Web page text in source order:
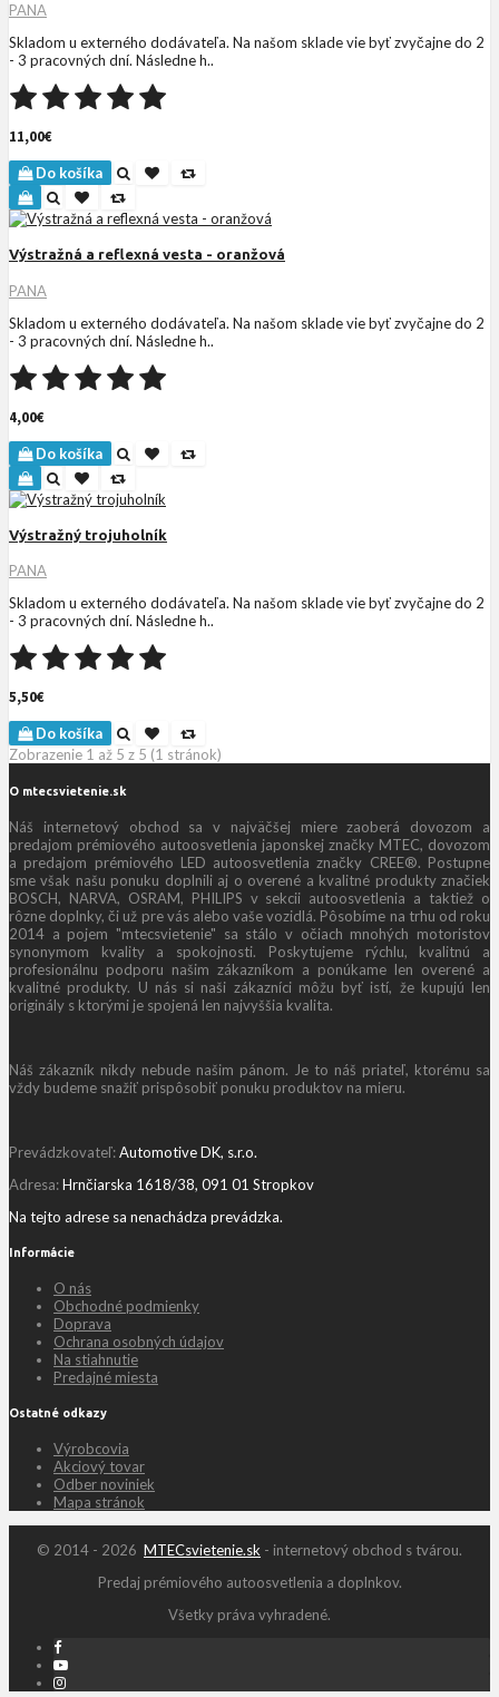
PANA
Skladom u externého dodávateľa. Na našom sklade vie byť zvyčajne do 2
- 3 pracovných dní. Následne h..
11,00€
Do košíka
Výstražná a reflexná vesta - oranžová
PANA
Skladom u externého dodávateľa. Na našom sklade vie byť zvyčajne do 2
- 3 pracovných dní. Následne h..
4,00€
Do košíka
Výstražný trojuholník
PANA
Skladom u externého dodávateľa. Na našom sklade vie byť zvyčajne do 2
- 3 pracovných dní. Následne h..
5,50€
Do košíka
Zobrazenie 1 až 5 z 5 (1 stránok)
O mtecsvietenie.sk
Náš internetový obchod sa v najväčšej miere zaoberá dovozom a
predajom prémiového autoosvetlenia japonskej značky MTEC, dovozom
a predajom prémiového LED autoosvetlenia značky CREE®. Postupne
sme však našu ponuku doplnili aj o overené a kvalitné produkty značiek
BOSCH, NARVA, OSRAM, PHILIPS v sekcii autoosvetlenia a taktiež o
rôzne doplnky, či už pre vás alebo vaše vozidlá. Pôsobíme na trhu od roku
2014 a pojem "mtecsvietenie" sa stálo v očiach mnohých motoristov
synonymom kvality a spokojnosti. Poskytujeme rýchlu, kvalitnú a
profesionálnu podporu našim zákazníkom a ponúkame len overené a
kvalitné produkty. U nás si naši zákazníci môžu byť istí, že kupujú len
originály s ktorými je spojená len najvyššia kvalita.
Náš zákazník nikdy nebude našim pánom. Je to náš priateľ, ktorému sa
vždy budeme snažiť prispôsobiť ponuku produktov na mieru.
Prevádzkovateľ:Automotive DK, s.r.o.
Adresa:Hrnčiarska 1618/38, 091 01 Stropkov
Na tejto adrese sa nenachádza prevádzka.
Informácie
O nás
Obchodné podmienky
Doprava
Ochrana osobných údajov
Na stiahnutie
Predajné miesta
Ostatné odkazy
Výrobcovia
Akciový tovar
Odber noviniek
Mapa stránok
© 2014 - 2026 MTECsvietenie.sk - internetový obchod s tvárou.
Predaj prémiového autoosvetlenia a doplnkov.
Všetky práva vyhradené.